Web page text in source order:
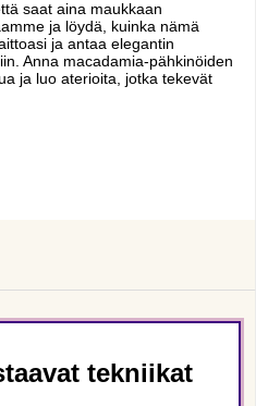
saat aina maukkaan
ja löydä, kuinka nämä
ja antaa elegantin
Anna macadamia-pähkinöiden
ja luo aterioita, jotka tekevät
tekniikat